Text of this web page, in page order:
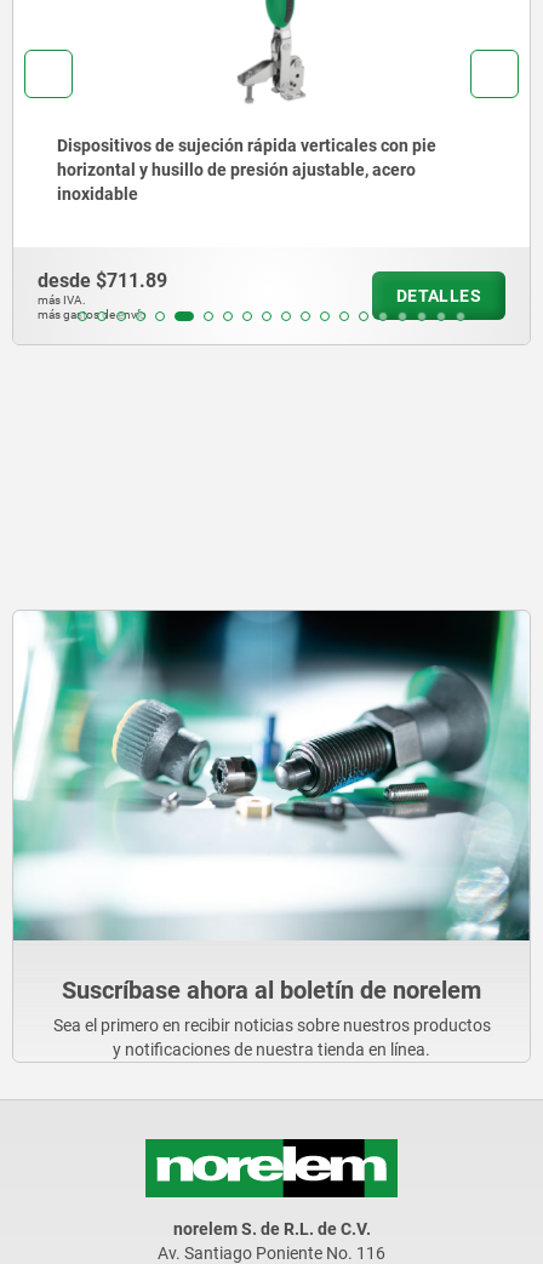
Dispositivos de sujeción rápida verticales con pie
horizontal y husillo de presión ajustable, acero
inoxidable
desde $711.89
más IVA.
más gastos de envío
DETALLES
Suscríbase ahora al boletín de norelem
Sea el primero en recibir noticias sobre nuestros productos
y notificaciones de nuestra tienda en línea.
norelem S. de R.L. de C.V.
Av. Santiago Poniente No. 116